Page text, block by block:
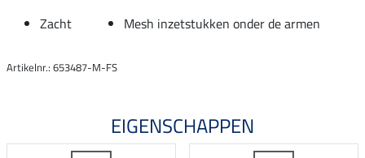
Zacht
Mesh inzetstukken onder de armen
Artikelnr.: 653487-M-FS
EIGENSCHAPPEN